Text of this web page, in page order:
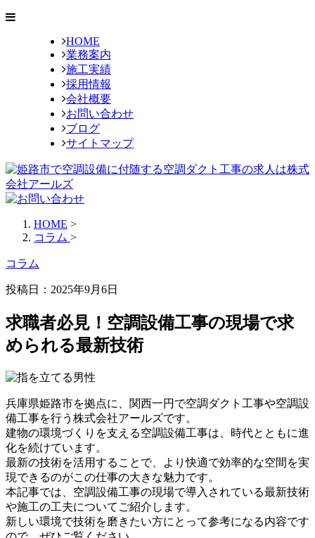
HOME
業務案内
施工実績
採用情報
会社概要
お問い合わせ
ブログ
サイトマップ
HOME >
コラム >
コラム
投稿日：2025年9月6日
求職者必見！空調設備工事の現場で求
められる最新技術
兵庫県姫路市を拠点に、関西一円で空調ダクト工事や空調設
備工事を行う株式会社アールズです。
建物の環境づくりを支える空調設備工事は、時代とともに進
化を続けています。
最新の技術を活用することで、より快適で効率的な空間を実
現できるのがこの仕事の大きな魅力です。
本記事では、空調設備工事の現場で導入されている最新技術
や施工の工夫についてご紹介します。
新しい環境で技術を磨きたい方にとって参考になる内容です